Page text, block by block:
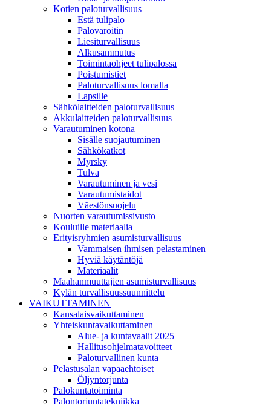
Kotien paloturvallisuus
Estä tulipalo
Palovaroitin
Liesiturvallisuus
Alkusammutus
Toimintaohjeet tulipalossa
Poistumistiet
Paloturvallisuus lomalla
Lapsille
Sähkölaitteiden paloturvallisuus
Akkulaitteiden paloturvallisuus
Varautuminen kotona
Sisälle suojautuminen
Sähkökatkot
Myrsky
Tulva
Varautuminen ja vesi
Varautumistaidot
Väestönsuojelu
Nuorten varautumissivusto
Kouluille materiaalia
Erityisryhmien asumisturvallisuus
Vammaisen ihmisen pelastaminen
Hyviä käytäntöjä
Materiaalit
Maahanmuuttajien asumisturvallisuus
Kylän turvallisuussuunnittelu
VAIKUTTAMINEN
Kansalaisvaikuttaminen
Yhteiskuntavaikuttaminen
Alue- ja kuntavaalit 2025
Hallitusohjelmatavoitteet
Paloturvallinen kunta
Pelastusalan vapaaehtoiset
Öljyntorjunta
Palokuntatoiminta
Palontorjuntatekniikka